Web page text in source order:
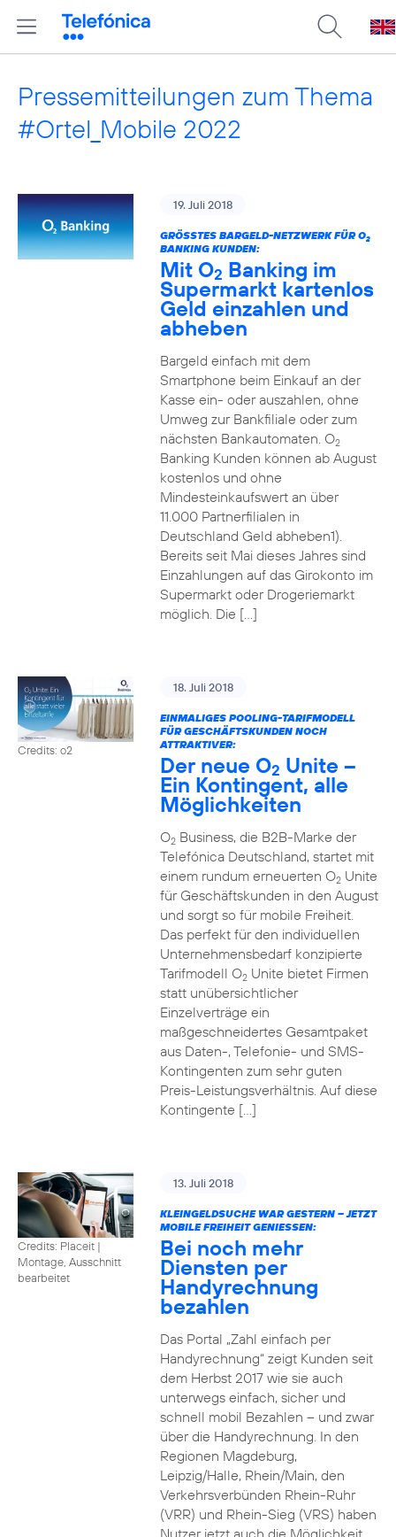
Pressemitteilungen zum Thema
#Ortel_Mobile 2022
19. Juli 2018
GRÖSSTES BARGELD-NETZWERK FÜR O 2
BANKING KUNDEN:
Mit O2 Banking im
Supermarkt kartenlos
Geld einzahlen und
abheben
Bargeld einfach mit dem
Smartphone beim Einkauf an der
Kasse ein- oder auszahlen, ohne
Umweg zur Bankfiliale oder zum
nächsten Bankautomaten. O2
Banking Kunden können ab August
kostenlos und ohne
Mindesteinkaufswert an über
11.000 Partnerfilialen in
Deutschland Geld abheben1).
Bereits seit Mai dieses Jahres sind
Einzahlungen auf das Girokonto im
Supermarkt oder Drogeriemarkt
möglich. Die […]
Credits: o2
18. Juli 2018
EINMALIGES POOLING-TARIFMODELL
FÜR GESCHÄFTSKUNDEN NOCH
ATTRAKTIVER:
Der neue O2 Unite –
Ein Kontingent, alle
Möglichkeiten
O2Business, die B2B-Marke der
Telefónica Deutschland, startet mit
einem rundum erneuerten O2Unite
für Geschäftskunden in den August
und sorgt so für mobile Freiheit.
Das perfekt für den individuellen
Unternehmensbedarf konzipierte
Tarifmodell O2Unite bietet Firmen
statt unübersichtlicher
Einzelverträge ein
maßgeschneidertes Gesamtpaket
aus Daten-, Telefonie- und SMS-
Kontingenten zum sehr guten
Preis-Leistungsverhältnis. Auf diese
Kontingente […]
Credits: Placeit |
Montage, Ausschnitt
bearbeitet
13. Juli 2018
KLEINGELDSUCHE WAR GESTERN – JETZT
MOBILE FREIHEIT GENIESSEN:
Bei noch mehr
Diensten per
Handyrechnung
bezahlen
Das Portal „Zahl einfach per
Handyrechnung“ zeigt Kunden seit
dem Herbst 2017 wie sie auch
unterwegs einfach, sicher und
schnell mobil Bezahlen – und zwar
über die Handyrechnung. In den
Regionen Magdeburg,
Leipzig/Halle, Rhein/Main, den
Verkehrsverbünden Rhein-Ruhr
(VRR) und Rhein-Sieg (VRS) haben
Nutzer jetzt auch die Möglichkeit